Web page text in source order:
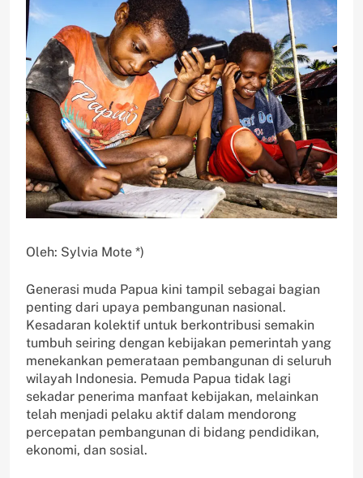
Oleh: Sylvia Mote *)
Generasi muda Papua kini tampil sebagai bagian
penting dari upaya pembangunan nasional.
Kesadaran kolektif untuk berkontribusi semakin
tumbuh seiring dengan kebijakan pemerintah yang
menekankan pemerataan pembangunan di seluruh
wilayah Indonesia. Pemuda Papua tidak lagi
sekadar penerima manfaat kebijakan, melainkan
telah menjadi pelaku aktif dalam mendorong
percepatan pembangunan di bidang pendidikan,
ekonomi, dan sosial.